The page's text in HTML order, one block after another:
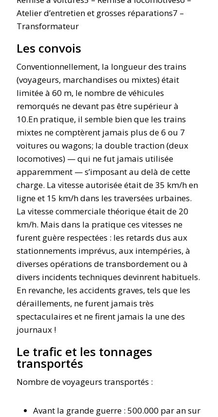
Atelier d’entretien et grosses réparations7 –
Transformateur
Les convois
Conventionnellement, la longueur des trains
(voyageurs, marchandises ou mixtes) était
limitée à 60 m, le nombre de véhicules
remorqués ne devant pas être supérieur à
10.En pratique, il semble bien que les trains
mixtes ne comptèrent jamais plus de 6 ou 7
voitures ou wagons; la double traction (deux
locomotives) — qui ne fut jamais utilisée
apparemment — s’imposant au delà de cette
charge. La vitesse autorisée était de 35 km/h en
ligne et 15 km/h dans les traversées urbaines.
La vitesse commerciale théorique était de 20
km/h. Mais dans la pratique ces vitesses ne
furent guère respectées : les retards dus aux
stationnements imprévus, aux intempéries, à
diverses opérations de transbordement ou à
divers incidents techniques devinrent habituels.
En revanche, les accidents graves, tels que les
déraillements, ne furent jamais très
spectaculaires et ne firent jamais la une des
journaux !
Le trafic et les tonnages
transportés
Nombre de voyageurs transportés :
Avant la grande guerre : 500.000 par an sur